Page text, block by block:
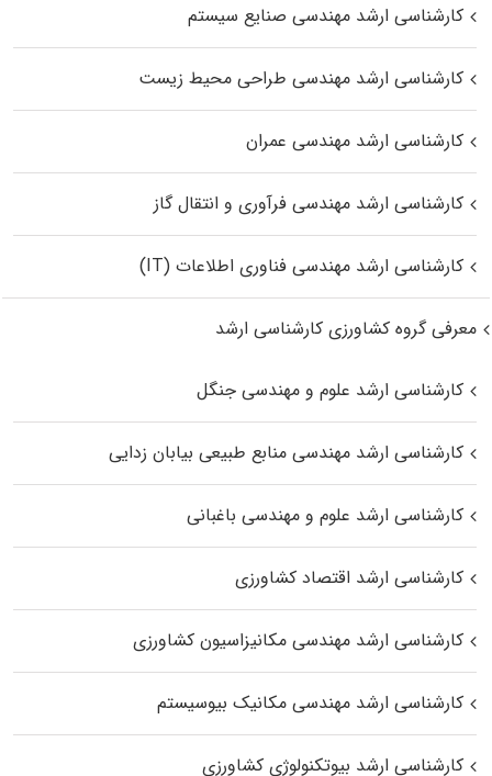
کارشناسی ارشد مهندسی صنایع سیستم
کارشناسی ارشد مهندسی طراحی محیط زیست
کارشناسی ارشد مهندسی عمران
کارشناسی ارشد مهندسی فرآوری و انتقال گاز
کارشناسی ارشد مهندسی فناوری اطلاعات (IT)
معرفی گروه کشاورزی کارشناسی ارشد
کارشناسی ارشد علوم و مهندسی جنگل
کارشناسی ارشد مهندسی منابع طبیعی بیابان زدایی
کارشناسی ارشد علوم و مهندسی باغبانی
کارشناسی ارشد اقتصاد کشاورزی
کارشناسی ارشد مهندسی مکانیزاسیون کشاورزی
کارشناسی ارشد مهندسی مکانیک بیوسیستم
کارشناسی ارشد بیوتکنولوژی کشاورزی